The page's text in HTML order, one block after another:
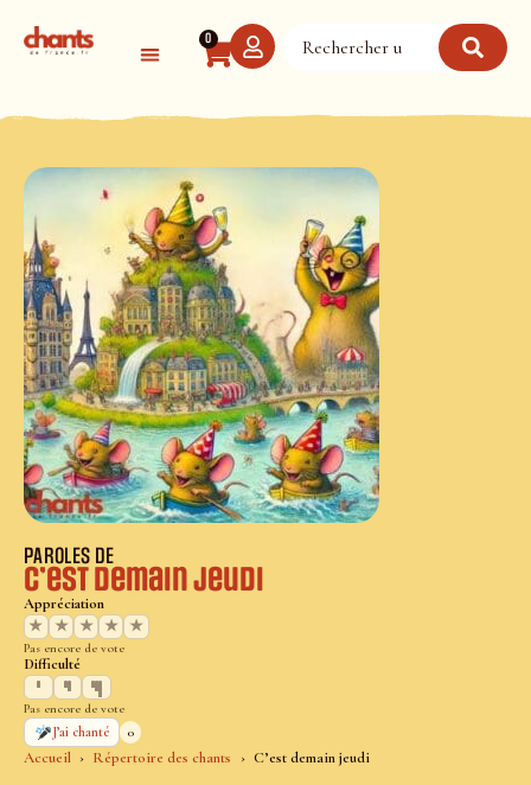
0
Accueil Répertoire des chants C’est demain jeudi
PAROLES DE
C’est demain jeudi
Appréciation
★
★ ★ ★ ★
Pas encore de vote
Difficulté
Pas encore de vote
J’ai chanté
0